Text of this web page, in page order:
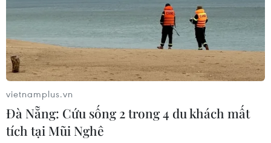
Có một thực tế là báo chí, mạng xã hội rất thích khai
thác thông tin của cả thủ phạm và nạn nhân bị xâm hại
để gợi sự tò mò, lôi kéo người đọc chứ chưa chú trọng
cảm nhận của nạn nhân và gia đình.
vietnamplus.vn
Đà Nẵng: Cứu sống 2 trong 4 du khách mất
tích tại Mũi Nghê